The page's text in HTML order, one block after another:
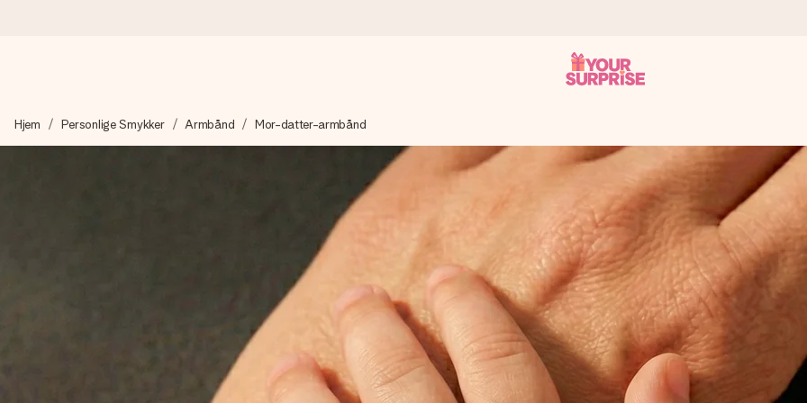
Vi laver din gave med omhu og sender den lynhurtigt – så du kan give den på det helt rette tidspunkt, når den betyder allermest.
Vores gaver inspirerer. Kunderne giver os 4,7 på Google Reviews.
Lav noget særligt i blot få trin – med hendes navn, et billede af dig eller en besked, der går lige i hendes hjerte. Intet besvær
Hjem Personlige Smykker Armbånd Mor-datter-armbånd